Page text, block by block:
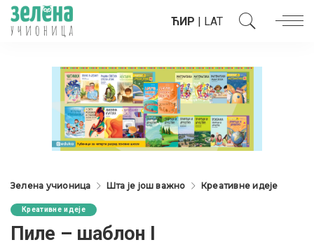
ЋИР | LAT
Зелена учионица Шта је још важно Креативне идеје
Креативне идеје
Пиле – шаблон I